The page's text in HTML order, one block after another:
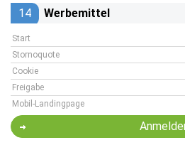
14 Werbemittel
Start
Stornoquote
Cookie
Freigabe
Mobil-Landingpage